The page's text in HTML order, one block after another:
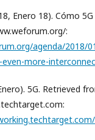
Enero 18). Cómo
:
agenda/2018/
more-
5G. Retrieved